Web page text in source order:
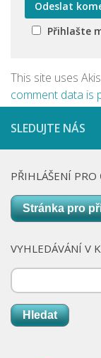
Přihlašte
This site uses
comment data is
SLEDUJTE NÁS
PŘIHLÁŠENÍ PRO
Stránka pro
VYHLEDÁVÁNÍ V
Hledat